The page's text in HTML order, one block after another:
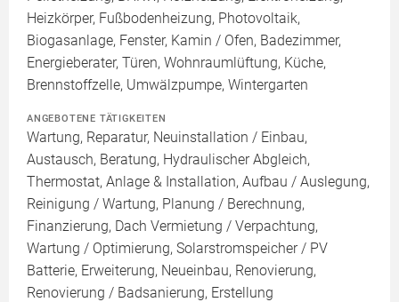
Heizkörper, Fußbodenheizung, Photovoltaik,
Biogasanlage, Fenster, Kamin / Ofen, Badezimmer,
Energieberater, Türen, Wohnraumlüftung, Küche,
Brennstoffzelle, Umwälzpumpe, Wintergarten
ANGEBOTENE TÄTIGKEITEN
Wartung, Reparatur, Neuinstallation / Einbau,
Austausch, Beratung, Hydraulischer Abgleich,
Thermostat, Anlage & Installation, Aufbau / Auslegung,
Reinigung / Wartung, Planung / Berechnung,
Finanzierung, Dach Vermietung / Verpachtung,
Wartung / Optimierung, Solarstromspeicher / PV
Batterie, Erweiterung, Neueinbau, Renovierung,
Renovierung / Badsanierung, Erstellung